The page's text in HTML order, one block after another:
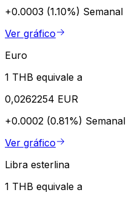
+0.0003 (1.10%) Semanal
Ver gráfico
Euro
1 THB equivale a
0,0262254 EUR
+0.0002 (0.81%) Semanal
Ver gráfico
Libra esterlina
1 THB equivale a